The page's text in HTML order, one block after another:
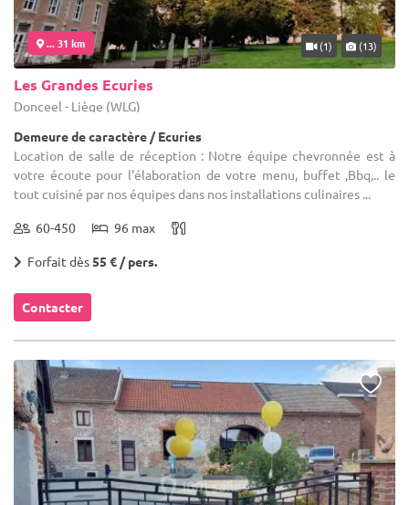
... 31 km (1) (13)
Les Grandes Ecuries
Donceel - Liège (WLG)
Demeure de caractère / Ecuries
Location de salle de réception : Notre équipe chevronnée est à
votre écoute pour l'élaboration de votre menu, buffet ,Bbq,.. le
tout cuisiné par nos équipes dans nos installations culinaires ...
60-450 96 max
Forfait dès55 € / pers.
Contacter